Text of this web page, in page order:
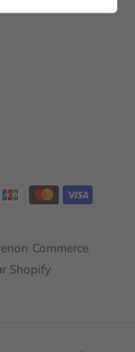
Commerce
Shopify